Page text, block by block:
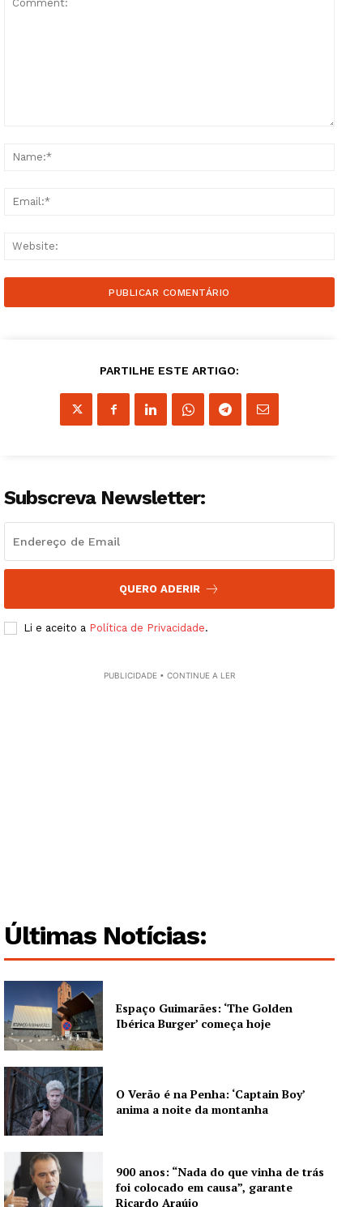
SUBSCREVA JÁ!
Artigos
Europa
Grande Entrevista
PARTILHE ESTE ARTIGO:
Subscreva Newsletter:
QUERO ADERIR
Li e aceito a Política de Privacidade.
PUBLICIDADE • CONTINUE A LER
Últimas Notícias:
Espaço Guimarães: ‘The Golden
Ibérica Burger’ começa hoje
O Verão é na Penha: ‘Captain Boy’
anima a noite da montanha
900 anos: “Nada do que vinha de trás
foi colocado em causa”, garante
Ricardo Araújo